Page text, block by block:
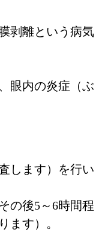
剥離という病気
眼内の炎症（ぶ
します）を行い
の後5～6時間程
ます）。